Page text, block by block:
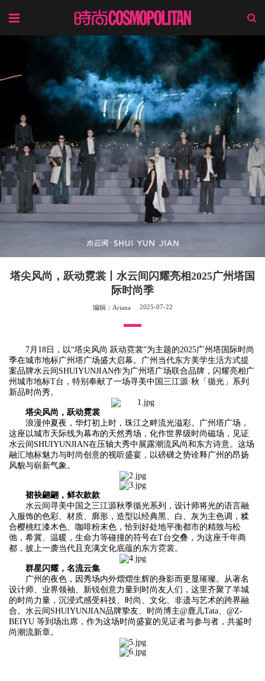
塔尖风尚，跃动霓裳丨水云间闪耀亮相2025广州塔国
际时尚季
编辑：Ariana 2025-07-22
7月18日，以“塔尖风尚 跃动霓裳”为主题的2025广州塔国际时尚
季在城市地标广州塔广场盛大启幕。广州当代东方美学生活方式提
案品牌水云间SHUIYUNJIAN作为广州塔广场联合品牌，闪耀亮相广
州城市地标T台，特别奉献了一场寻美中国三江源·秋「循光」系列
新品时尚秀。
塔尖风尚，跃动霓裳
浪漫仲夏夜，华灯初上时，珠江之畔流光溢彩。广州塔广场，
这座以城市天际线为幕布的天然秀场，化作世界级时尚磁场，见证
水云间SHUIYUNJIAN在压轴大秀中展露潮流风尚和东方诗意。这场
融汇地标魅力与时尚创意的视听盛宴，以磅礴之势诠释广州的昂扬
风貌与崭新气象。
裙袂翩翩，鲜衣款款
水云间寻美中国之三江源秋季循光系列，设计师将光的语言融
入服饰的色彩、材质、廓形，造型以经典黑、白、灰为主色调，糅
合樱桃红漆木色、咖啡粉末色，恰到好处地平衡都市的精致与松
弛，希冀、温暖，生命力等碰撞的符号在T台交叠，为这座千年商
都，披上一袭当代且充满文化底蕴的东方霓裳。
群星闪耀，名流云集
广州的夜色，因秀场内外熠熠生辉的身影而更显璀璨。从著名
设计师、业界领袖、新锐创意力量到时尚友人们，这里齐聚了羊城
的时尚力量，沉浸式感受科技、时尚、文化、非遗与艺术的跨界融
合。水云间SHUIYUNJIAN品牌挚友、时尚博主@鹿儿Tata、@Z-
BEIYU 等到场出席，作为这场时尚盛宴的见证者与参与者，共鉴时
尚潮流新章。